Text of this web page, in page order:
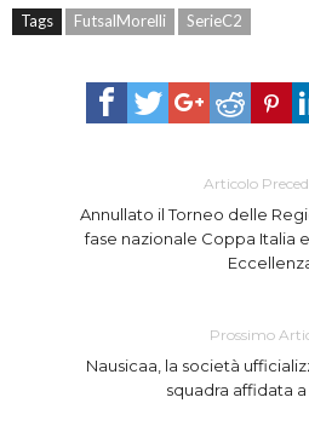
Tags FutsalMorelli SerieC2
Articolo
Annullato il Torneo delle
fase nazionale Coppa Italia
Prossimo
Nausicaa, la società
squadra affidata